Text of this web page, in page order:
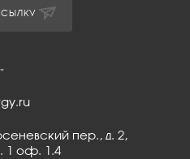
пер., д. 2,
1 оф. 1.4